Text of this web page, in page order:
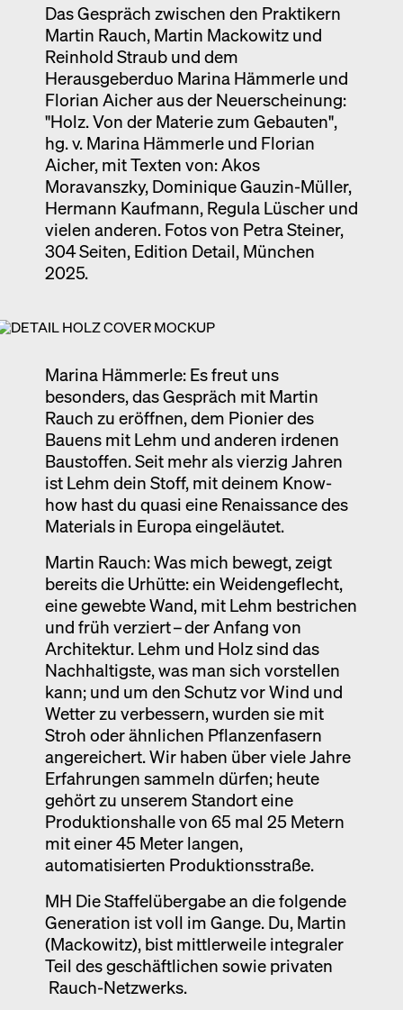
Das Gespräch zwischen den Praktikern
Martin Rauch, Martin Mackowitz und
Reinhold Straub und dem
Herausgeberduo Marina Hämmerle und
Florian Aicher aus der Neuerscheinung:
"Holz. Von der Materie zum Gebauten",
hg. v. Marina Hämmerle und Florian
Aicher, mit Texten von: Akos
Moravanszky, Dominique Gauzin-Müller,
Hermann Kaufmann, Regula Lüscher und
vielen anderen. Fotos von Petra Steiner,
304 Seiten, Edition Detail, München
2025.
Marina Hämmerle: Es freut uns
besonders, das Gespräch mit Martin
Rauch zu eröffnen, dem Pionier des
Bauens mit Lehm und anderen irdenen
Baustoffen. Seit mehr als vierzig Jahren
ist Lehm dein Stoff, mit deinem Know-
how hast du quasi eine Renaissance des
Materials in Europa eingeläutet.
Martin Rauch: Was mich bewegt, zeigt
bereits die Urhütte: ein Weidengeflecht,
eine gewebte Wand, mit Lehm bestrichen
und früh verziert – der Anfang von
Architektur. Lehm und Holz sind das
Nachhaltigste, was man sich vorstellen
kann; und um den Schutz vor Wind und
Wetter zu verbessern, wurden sie mit
Stroh oder ähnlichen Pflanzenfasern
angereichert. Wir haben über viele Jahre
Erfahrungen sammeln dürfen; heute
gehört zu unserem Standort eine
Produktionshalle von 65 mal 25 Metern
mit einer 45 Meter langen,
automatisierten Produktionsstraße.
MH Die Staffelübergabe an die folgende
Generation ist voll im Gange. Du, Martin
(Mackowitz), bist mittlerweile integraler
Teil des geschäftlichen sowie privaten
Rauch-Netzwerks.